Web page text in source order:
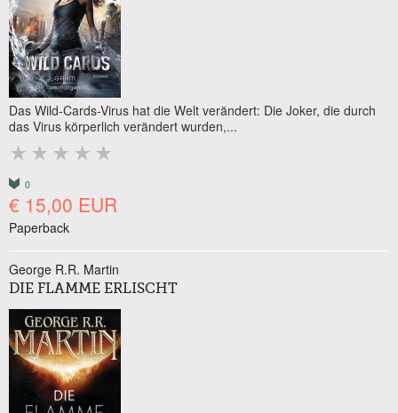
Das Wild-Cards-Virus hat die Welt verändert: Die Joker, die durch
das Virus körperlich verändert wurden,...
0
€ 15,00 EUR
Paperback
George R.R. Martin
DIE FLAMME ERLISCHT